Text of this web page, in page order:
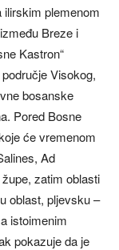
plemenom
Breze i
Kastron“
Visokog,
bosanske
Pored Bosne
će vremenom
Ad
zatim oblasti
oblast, pljevsku –
istoimenim
pokazuje da je